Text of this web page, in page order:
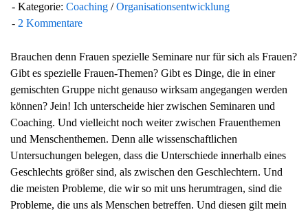
a
i
i
o
n
Kategorie: Coaching /Organisationsentwicklung
2 Kommentare
Brauchen denn Frauen spezielle Seminare nur für sich als Frauen?
Gibt es spezielle Frauen-Themen? Gibt es Dinge, die in einer
gemischten Gruppe nicht genauso wirksam angegangen werden
können? Jein! Ich unterscheide hier zwischen Seminaren und
Coaching. Und vielleicht noch weiter zwischen Frauenthemen
und Menschenthemen. Denn alle wissenschaftlichen
Untersuchungen belegen, dass die Unterschiede innerhalb eines
Geschlechts größer sind, als zwischen den Geschlechtern. Und
die meisten Probleme, die wir so mit uns herumtragen, sind die
Probleme, die uns als Menschen betreffen. Und diesen gilt mein